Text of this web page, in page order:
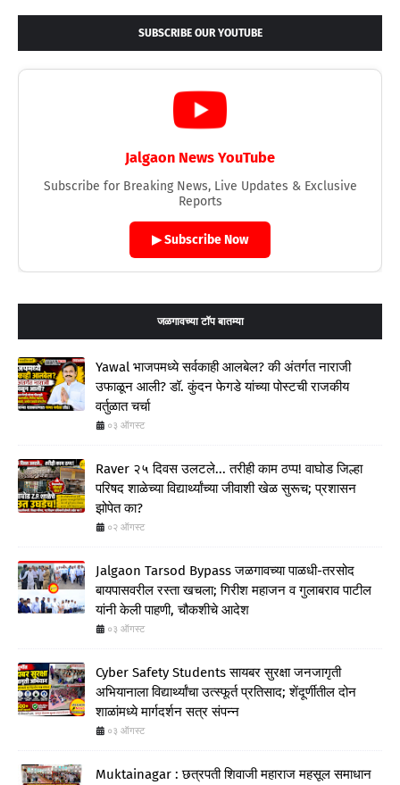
SUBSCRIBE OUR YOUTUBE
Jalgaon News YouTube
Subscribe for Breaking News, Live Updates & Exclusive
Reports
▶ Subscribe Now
जळगावच्या टॉप बातम्या
Yawal भाजपमध्ये सर्वकाही आलबेल? की अंतर्गत नाराजी
उफाळून आली? डॉ. कुंदन फेगडे यांच्या पोस्टची राजकीय
वर्तुळात चर्चा
०३ ऑगस्ट
Raver २५ दिवस उलटले... तरीही काम ठप्प! वाघोड जिल्हा
परिषद शाळेच्या विद्यार्थ्यांच्या जीवाशी खेळ सुरूच; प्रशासन
झोपेत का?
०२ ऑगस्ट
Jalgaon Tarsod Bypass जळगावच्या पाळधी-तरसोद
बायपासवरील रस्ता खचला; गिरीश महाजन व गुलाबराव पाटील
यांनी केली पाहणी, चौकशीचे आदेश
०३ ऑगस्ट
Cyber Safety Students सायबर सुरक्षा जनजागृती
अभियानाला विद्यार्थ्यांचा उत्स्फूर्त प्रतिसाद; शेंदूर्णीतील दोन
शाळांमध्ये मार्गदर्शन सत्र संपन्न
०३ ऑगस्ट
Muktainagar : छत्रपती शिवाजी महाराज महसूल समाधान